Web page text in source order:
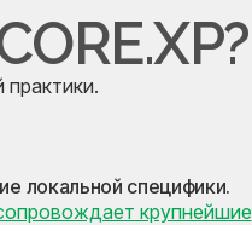
локальной специфики.
крупнейшие